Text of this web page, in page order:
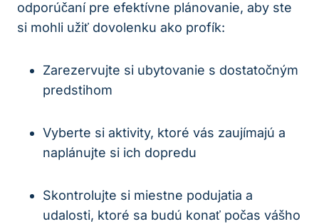
odporúčaní pre efektívne plánovanie, ‍aby ste​
si mohli užiť dovolenku ako‌ profík:
Zarezervujte si ubytovanie s dostatočným⁣
predstihom
Vyberte si aktivity,⁤ ktoré vás zaujímajú⁢ a
naplánujte si‍ ich ‌dopredu
Skontrolujte si miestne⁢ podujatia ⁣a
udalosti, ktoré sa budú konať počas‍ vášho